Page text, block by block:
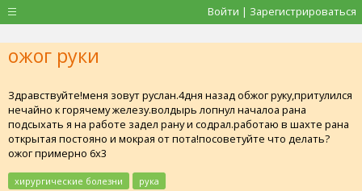
Войти | Зарегистрироваться
ожог руки
Здравствуйте!меня зовут руслан.4дня назад обжог руку,притулился
нечайно к горячему железу.волдырь лопнул началоа рана
подсыхать я на работе задел рану и содрал.работаю в шахте рана
открытая постояно и мокрая от пота!посоветуйте что делать?
ожог примерно 6х3
хирургические болезни рука